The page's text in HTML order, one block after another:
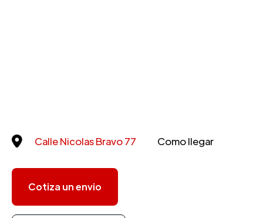
Calle Nicolas Bravo 77 Como llegar
Cotiza un envio